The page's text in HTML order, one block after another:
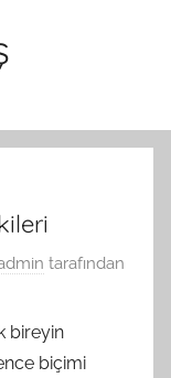
tarafından
bireyin
biçimi